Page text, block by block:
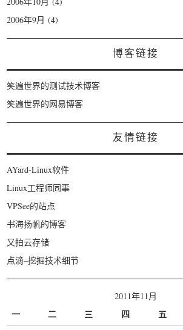
2006年9月 (4)
博客链接
笑遍世界的测试技术博客
笑遍世界的网易博客
友情链接
AYard-Linux软件
Linux工程师同事
VPSee的站点
书海扬帆的博客
又拍云存储
点滴–挖掘技术细节
2011年11月
一 二 三 四 五